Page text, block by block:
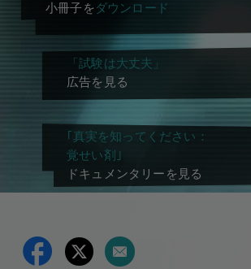
小冊子をダウンロード
「試験は大丈夫」
広告を見る
｢真実を知ってください：
覚せい剤｣
ドキュメンタリーを見る